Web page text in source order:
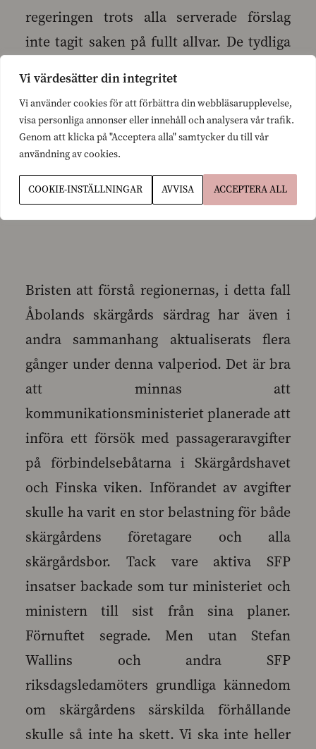
Vi värdesätter din integritet
Vi använder cookies för att förbättra din webbläsarupplevelse,
visa personliga annonser eller innehåll och analysera vår trafik.
Genom att klicka på "Acceptera alla" samtycker du till vår
användning av cookies.
COOKIE-INSTÄLLNINGAR AVVISA ACCEPTERA ALL
regeringen trots alla serverade förslag
inte tagit saken på fullt allvar. De tydliga
verkar som om regeringen inte har ett
genuint intresse att ta itu med saken.
Samtidigt visar det att det i vår nuvarande
regering inte finns tillräckligt med
förståelse för livet i skärgården.
Bristen att förstå regionernas, i detta fall
Åbolands skärgårds särdrag har även i
andra sammanhang aktualiserats flera
gånger under denna valperiod. Det är bra
att minnas att
kommunikationsministeriet planerade att
införa ett försök med passageraravgifter
på förbindelsebåtarna i Skärgårdshavet
och Finska viken. Införandet av avgifter
skulle ha varit en stor belastning för både
skärgårdens företagare och alla
skärgårdsbor. Tack vare aktiva SFP
insatser backade som tur ministeriet och
ministern till sist från sina planer.
Förnuftet segrade. Men utan Stefan
Wallins och andra SFP
riksdagsledamöters grundliga kännedom
om skärgårdens särskilda förhållande
skulle så inte ha skett. Vi ska inte heller